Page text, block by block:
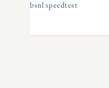
bsnl speedtest